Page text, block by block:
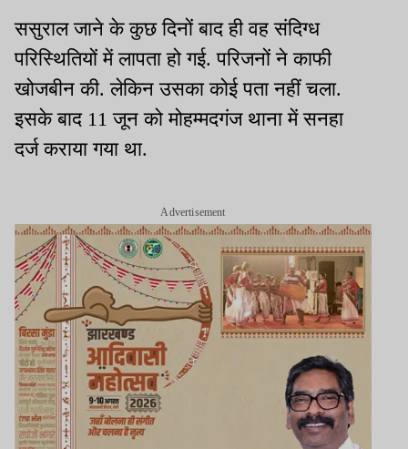
ससुराल जाने के कुछ दिनों बाद ही वह संदिग्ध
परिस्थितियों में लापता हो गई. परिजनों ने काफी
खोजबीन की. लेकिन उसका कोई पता नहीं चला.
इसके बाद 11 जून को मोहम्मदगंज थाना में सनहा
दर्ज कराया गया था.
Advertisement